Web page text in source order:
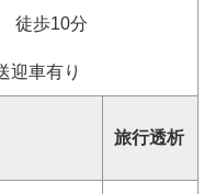
徒歩10分
迎車有り
旅行透析